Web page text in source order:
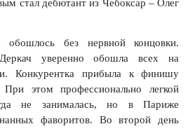
стал дебютант из Чебоксар – Олег
без нервной концовки.
уверенно обошла всех на
Конкурентка прибыла к финишу
этом профессионально легкой
не занималась, но в Париже
фаворитов. Во второй день